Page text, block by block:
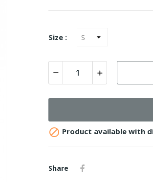
Size :
 Product available with
Share